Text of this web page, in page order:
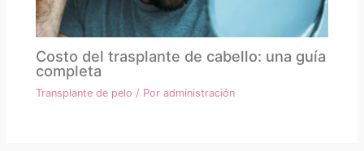
Costo del trasplante de cabello: una guía
completa
Transplante de pelo / Poradministración